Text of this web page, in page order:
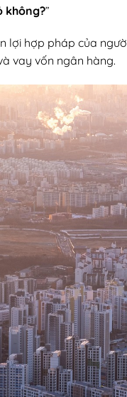
không?”
lợi hợp pháp của
vay vốn ngân hàng.